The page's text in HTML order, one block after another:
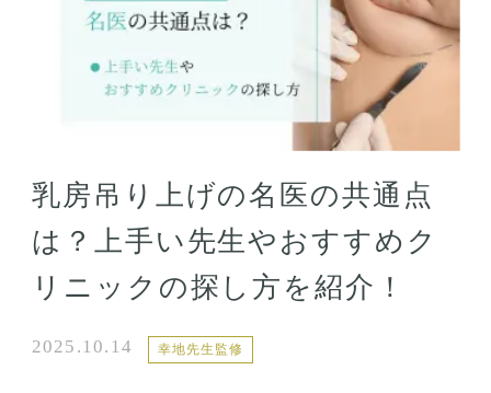
乳房吊り上げの名医の共通点
は？上手い先生やおすすめク
リニックの探し方を紹介！
2025.10.14 幸地先生監修